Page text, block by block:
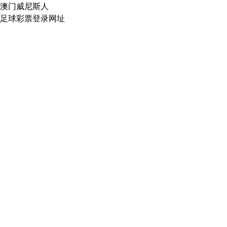
澳门威尼斯人
足球彩票登录网址